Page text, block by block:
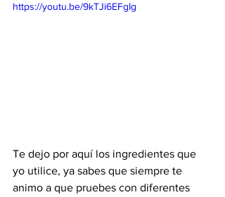
https://youtu.be/9kTJi6EFgIg
Te dejo por aquí los ingredientes que
yo utilice, ya sabes que siempre te
animo a que pruebes con diferentes